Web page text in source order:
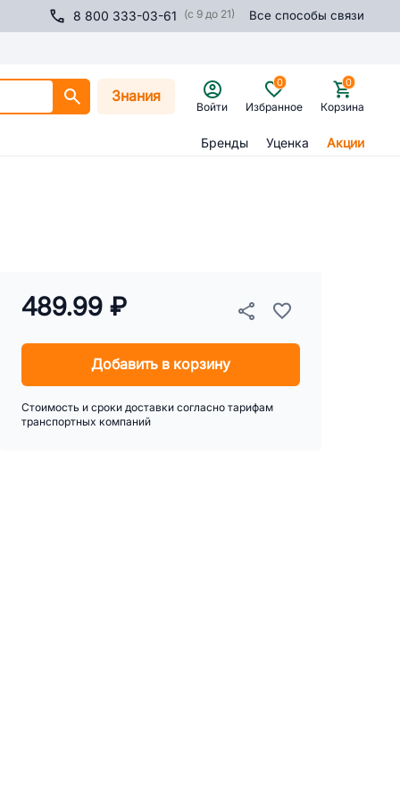
8 800 333-03-61 (с 9 до 21) Все способы связи
Знания
Войти Избранное
0
Корзина
0
Бренды Уценка Акции
489.99 ₽
Добавить в корзину
Стоимость и сроки доставки согласно тарифам
транспортных компаний